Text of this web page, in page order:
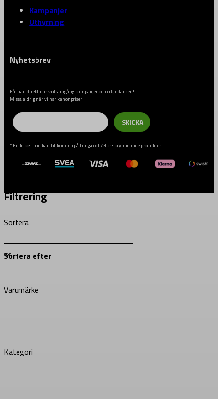
Kampanjer
Uthyrning
Nyhetsbrev
Få mail direkt när vi drar igång kampanjer och erbjudanden!
Missa aldrig när vi har kanonpriser!
Email
SKICKA
* Fraktkostnad kan tillkomma på tunga och/eller skrymmande produkter
Filtrering
Sortera
Varumärke
Kategori